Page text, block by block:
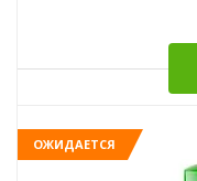
ОЖИДАЕТСЯ